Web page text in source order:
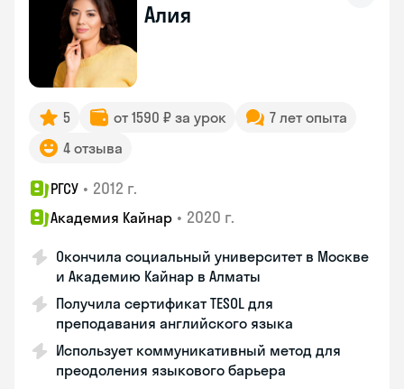
Алия
5 от 1590 ₽ за урок
7 лет опыта
4 отзыва
РГСУ • 2012 г.
Академия Кайнар • 2020 г.
Окончила социальный университет в Москве
и Академию Кайнар в Алматы
Получила сертификат TESOL для
преподавания английского языка
Использует коммуникативный метод для
преодоления языкового барьера